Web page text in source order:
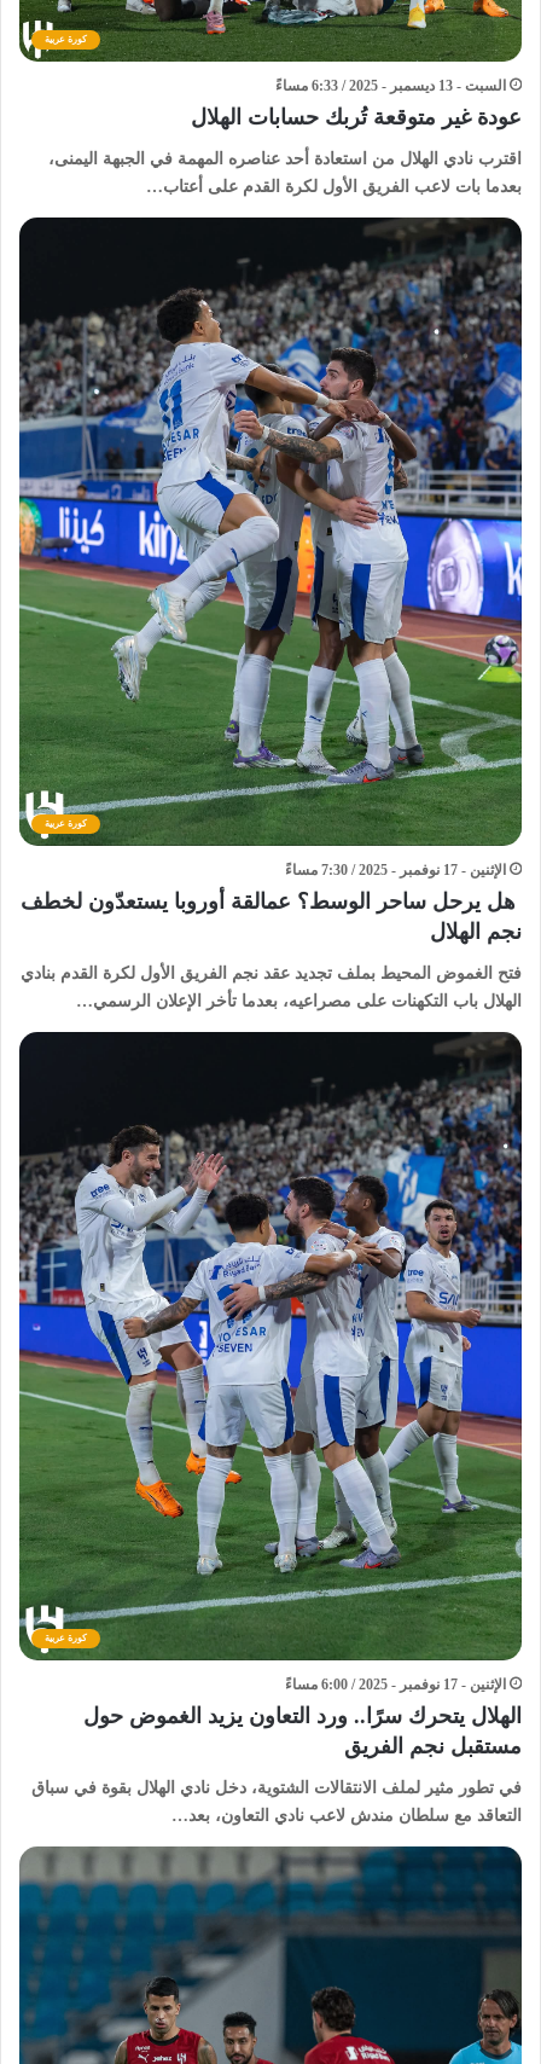
كورة عربية
السبت - 13 ديسمبر - 2025 / 6:33 مساءً
عودة غير متوقعة تُربك حسابات الهلال
اقترب نادي الهلال من استعادة أحد عناصره المهمة في الجبهة اليمنى،
بعدما بات لاعب الفريق الأول لكرة القدم على أعتاب…
كورة عربية
الإثنين - 17 نوفمبر - 2025 / 7:30 مساءً
هل يرحل ساحر الوسط؟ عمالقة أوروبا يستعدّون لخطف
نجم الهلال
فتح الغموض المحيط بملف تجديد عقد نجم الفريق الأول لكرة القدم بنادي
الهلال باب التكهنات على مصراعيه، بعدما تأخر الإعلان الرسمي…
كورة عربية
الإثنين - 17 نوفمبر - 2025 / 6:00 مساءً
الهلال يتحرك سرًا.. ورد التعاون يزيد الغموض حول
مستقبل نجم الفريق
في تطور مثير لملف الانتقالات الشتوية، دخل نادي الهلال بقوة في سباق
التعاقد مع سلطان مندش لاعب نادي التعاون، بعد…